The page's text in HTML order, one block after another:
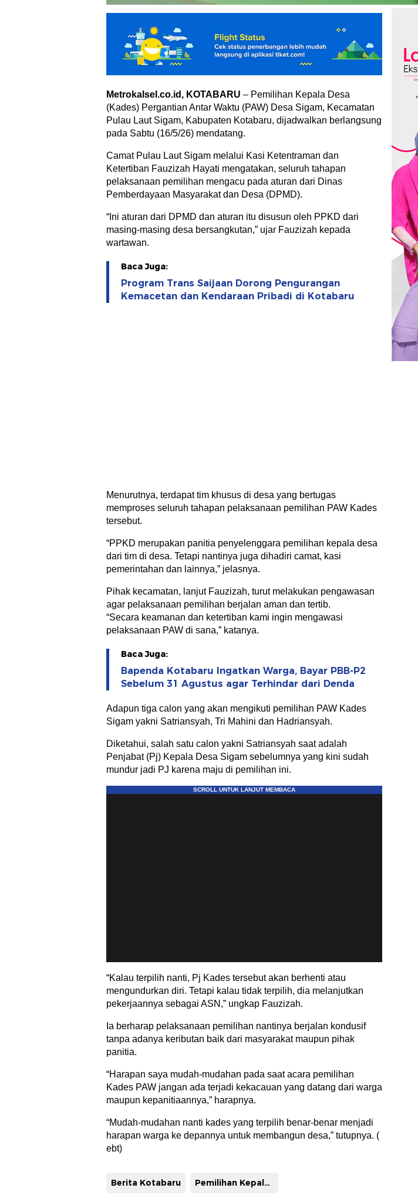
Metrokalsel.co.id, KOTABARU – Pemilihan Kepala Desa
(Kades) Pergantian Antar Waktu (PAW) Desa Sigam, Kecamatan
Pulau Laut Sigam, Kabupaten Kotabaru, dijadwalkan berlangsung
pada Sabtu (16/5/26) mendatang.
Camat Pulau Laut Sigam melalui Kasi Ketentraman dan
Ketertiban Fauzizah Hayati mengatakan, seluruh tahapan
pelaksanaan pemilihan mengacu pada aturan dari Dinas
Pemberdayaan Masyarakat dan Desa (DPMD).
“Ini aturan dari DPMD dan aturan itu disusun oleh PPKD dari
masing-masing desa bersangkutan,” ujar Fauzizah kepada
wartawan.
Baca Juga:
Program Trans Saijaan Dorong Pengurangan
Kemacetan dan Kendaraan Pribadi di Kotabaru
Menurutnya, terdapat tim khusus di desa yang bertugas
memproses seluruh tahapan pelaksanaan pemilihan PAW Kades
tersebut.
“PPKD merupakan panitia penyelenggara pemilihan kepala desa
dari tim di desa. Tetapi nantinya juga dihadiri camat, kasi
pemerintahan dan lainnya,” jelasnya.
Pihak kecamatan, lanjut Fauzizah, turut melakukan pengawasan
agar pelaksanaan pemilihan berjalan aman dan tertib.
“Secara keamanan dan ketertiban kami ingin mengawasi
pelaksanaan PAW di sana,” katanya.
Baca Juga:
Bapenda Kotabaru Ingatkan Warga, Bayar PBB-P2
Sebelum 31 Agustus agar Terhindar dari Denda
Adapun tiga calon yang akan mengikuti pemilihan PAW Kades
Sigam yakni Satriansyah, Tri Mahini dan Hadriansyah.
Diketahui, salah satu calon yakni Satriansyah saat adalah
Penjabat (Pj) Kepala Desa Sigam sebelumnya yang kini sudah
mundur jadi PJ karena maju di pemilihan ini.
“Kalau terpilih nanti, Pj Kades tersebut akan berhenti atau
mengundurkan diri. Tetapi kalau tidak terpilih, dia melanjutkan
pekerjaannya sebagai ASN,” ungkap Fauzizah.
Ia berharap pelaksanaan pemilihan nantinya berjalan kondusif
tanpa adanya keributan baik dari masyarakat maupun pihak
panitia.
“Harapan saya mudah-mudahan pada saat acara pemilihan
Kades PAW jangan ada terjadi kekacauan yang datang dari warga
maupun kepanitiaannya,” harapnya.
“Mudah-mudahan nanti kades yang terpilih benar-benar menjadi
harapan warga ke depannya untuk membangun desa,” tutupnya. (
ebt)
Berita Kotabaru Pemilihan Kepala Desa